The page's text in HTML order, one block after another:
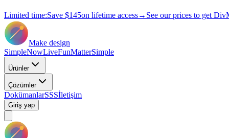
Limited time:Save $145on lifetime access→ See our prices to get
Make design
SimpleNowLiveFunMatterSimple
Ürünler
Çözümler
DokümanlarSSSİletişim
Giriş yap